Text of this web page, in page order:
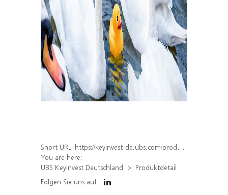
Short URL: https://keyinvest-de.ubs.com/produkt/detail/index/isin/DE000WA5WV01
You are here:
UBS KeyInvest Deutschland
Produktdetail
Folgen Sie uns auf